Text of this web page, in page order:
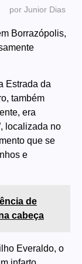
por Junior Dias
Borrazópolis,
Estrada da
também
era
localizada no
que se
e
de
cabeça
Everaldo, o